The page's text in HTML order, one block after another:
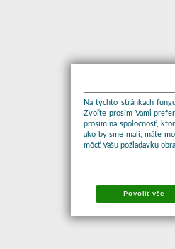
Na týchto stránkach
Zvoľte prosím Vami
prosím na spoločnosť,
ako by sme mali, máte
môcť Vašu požiadavku
Povoliť vše